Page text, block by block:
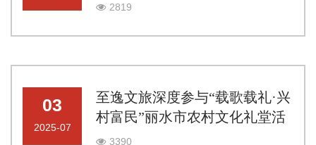
2819
至逸文旅深度参与“载歌载礼·兴
村富民”丽水市农村文化礼堂活
动 3390
03
2025-07